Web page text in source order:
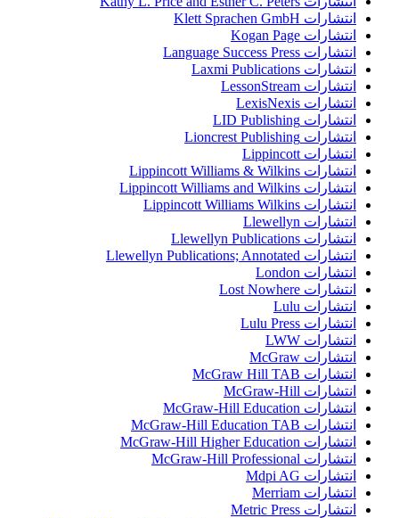
انتشارات Klett Sprachen GmbH
انتشارات Kogan Page
انتشارات Language Success Press
انتشارات Laxmi Publications
انتشارات LessonStream
انتشارات LexisNexis
انتشارات LID Publishing
انتشارات Lioncrest Publishing
انتشارات Lippincott
انتشارات Lippincott Williams & Wilkins
انتشارات Lippincott Williams and Wilkins
انتشارات Lippincott Williams Wilkins
انتشارات Llewellyn
انتشارات Llewellyn Publications
انتشارات Llewellyn Publications; Annotated
انتشارات London
انتشارات Lost Nowhere
انتشارات Lulu
انتشارات Lulu Press
انتشارات LWW
انتشارات McGraw
انتشارات McGraw Hill TAB
انتشارات McGraw-Hill
انتشارات McGraw-Hill Education
انتشارات McGraw-Hill Education TAB
انتشارات McGraw-Hill Higher Education
انتشارات McGraw-Hill Professional
انتشارات Mdpi AG
انتشارات Merriam
انتشارات Metric Press